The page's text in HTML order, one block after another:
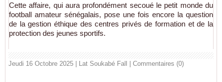
Cette affaire, qui aura profondément secoué le petit monde du
football amateur sénégalais, pose une fois encore la question
de la gestion éthique des centres privés de formation et de la
protection des jeunes sportifs.
Jeudi 16 Octobre 2025 | Lat Soukabé Fall Commentaires (0)